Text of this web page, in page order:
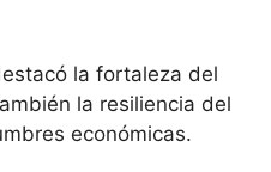
la fortaleza del
la resiliencia del
económicas.